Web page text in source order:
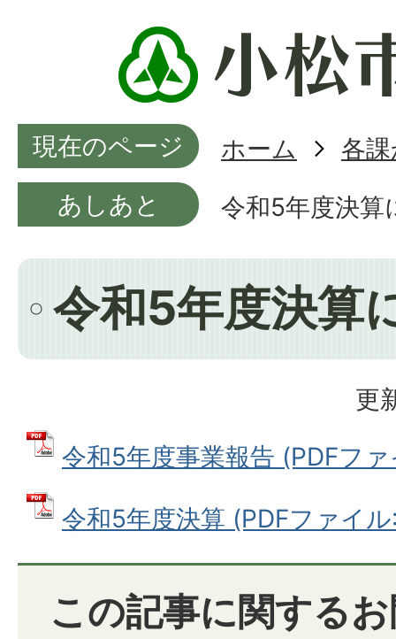
現在のページ ホーム
各
あしあと
令和5年度決算
令和5年度決算
更
令和5年度事業報告 (PDFフ
令和5年度決算 (PDFファイ
この記事に関する